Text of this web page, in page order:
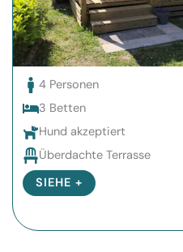
4 Personen
3 Betten
Hund akzeptiert
Überdachte Terrasse
SIEHE +